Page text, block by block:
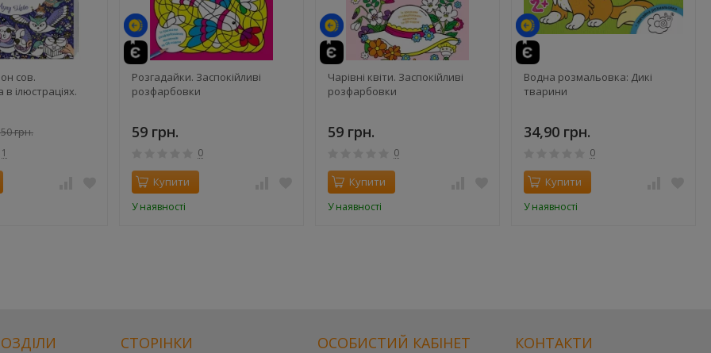
сов.
ілюстраціях.
грн.
1
Розгадайки. Заспокійливі
розфарбовки
59 грн.
0
Купити
У наявності
Чарівні квіти. Заспокійливі
розфарбовки
59 грн.
0
Купити
У наявності
Водна розмальовка: Дикі
тварини
34,90 грн.
0
Купити
У наявності
СТОРІНКИ ОСОБИСТИЙ КАБІНЕТ КОНТАКТИ